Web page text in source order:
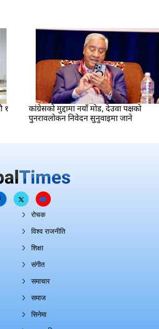
१
कांग्रेसको मुद्दामा नयाँ मोड, देउवा पक्षको
पुनरावलोकन निवेदन सुनुवाइमा जाने
रोचक
विश्व राजनीति
शिक्षा
संगीत
समाचार
समाज
सिनेमा